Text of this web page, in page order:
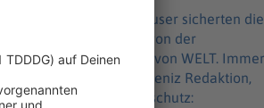
Öffentliche Badehäuser sicherten die
Geschichte der Bäder von der